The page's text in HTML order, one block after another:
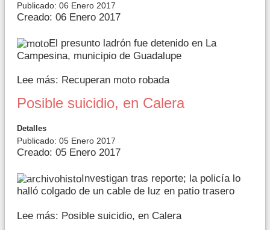
Publicado: 06 Enero 2017
Creado: 06 Enero 2017
El presunto ladrón fue detenido en La
Campesina, municipio de Guadalupe
Lee más: Recuperan moto robada
Posible suicidio, en Calera
Detalles
Publicado: 05 Enero 2017
Creado: 05 Enero 2017
Investigan tras reporte; la policía lo
halló colgado de un cable de luz en patio trasero
Lee más: Posible suicidio, en Calera